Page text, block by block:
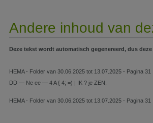
Andere inhoud van
Deze tekst wordt automatisch gegenereerd, dus
HEMA - Folder van 30.06.2025 tot 13.07.2025 - Pagina 31
DD — Ne ee — 4 A { 4; =) | IK ? je ZEN,
HEMA - Folder van 30.06.2025 tot 13.07.2025 - Pagina 31